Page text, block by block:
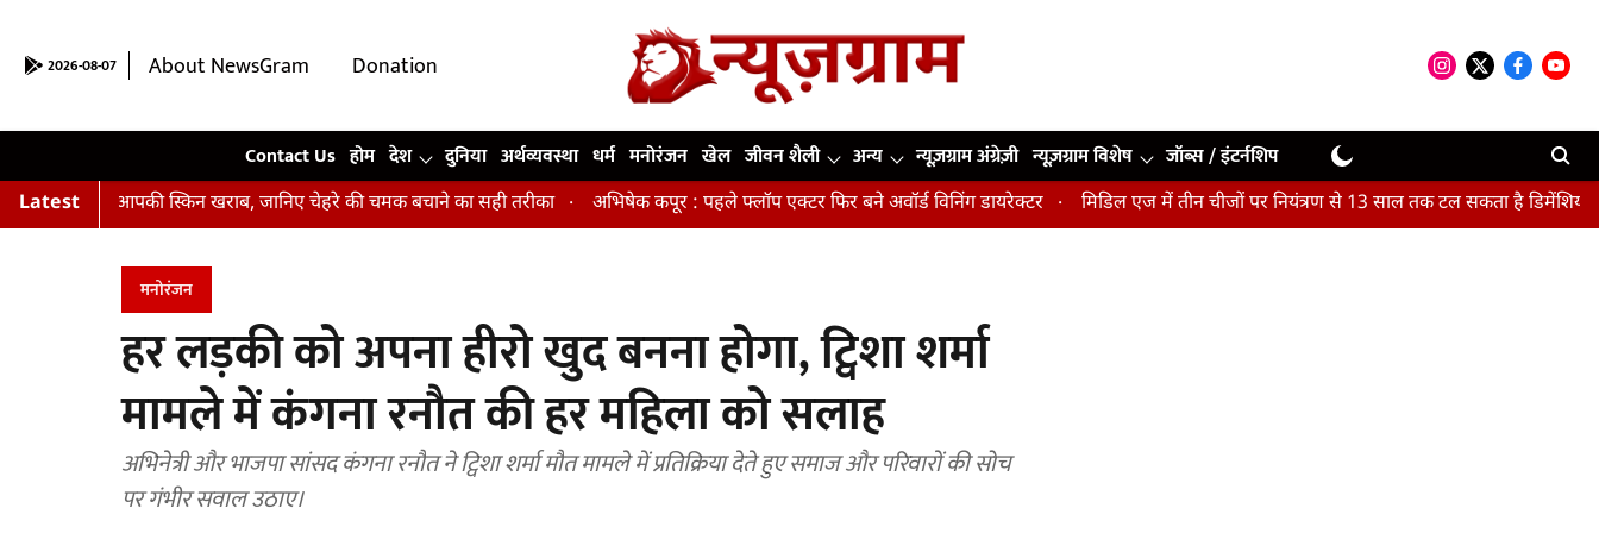
2026-08-07 About NewsGram
Donation
Contact Us होम देश दुनिया अर्थव्यवस्था धर्म मनोरंजन खेल जीवन शैली अन्य न्यूज़ग्राम अंग्रेज़ी न्यूज़ग्राम विशेष जॉब्स / इंटर्नशिप
Latest
हैं आपकी स्किन खराब, जानिए चेहरे की चमक बचाने का सही तरीका अभिषेक कपूर : पहले फ्लॉप एक्टर फिर बने अवॉर्ड विनिंग डायरेक्टर मिडिल एज में तीन चीजों पर नियंत्रण से 13 साल तक टल सकता है डिमेंशिया : अध्ययन
मनोरंजन
हर लड़की को अपना हीरो खुद बनना होगा, ट्विशा शर्मा
मामले में कंगना रनौत की हर महिला को सलाह
अभिनेत्री और भाजपा सांसद कंगना रनौत ने ट्विशा शर्मा मौत मामले में प्रतिक्रिया देते हुए समाज और परिवारों की सोच
पर गंभीर सवाल उठाए।